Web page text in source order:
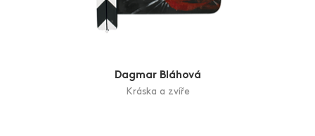
Dagmar Bláhová
Kráska a zvíře